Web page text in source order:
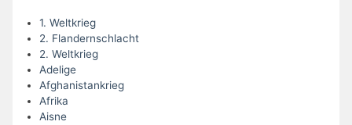
1. Weltkrieg
2. Flandernschlacht
2. Weltkrieg
Adelige
Afghanistankrieg
Afrika
Aisne